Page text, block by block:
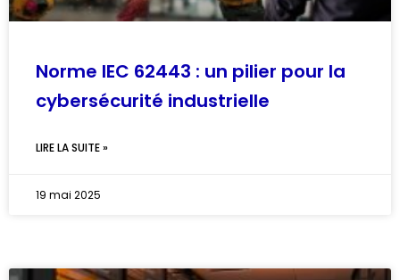
Norme IEC 62443 : un pilier pour la
cybersécurité industrielle
LIRE LA SUITE »
19 mai 2025